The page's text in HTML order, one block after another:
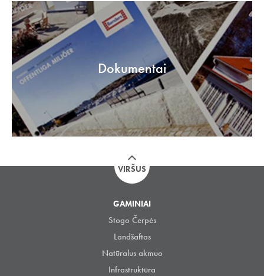
Dokumentai
VIRŠUS
GAMINIAI
Stogo Čerpės
Landšaftas
Natūralus akmuo
Infrastruktūra